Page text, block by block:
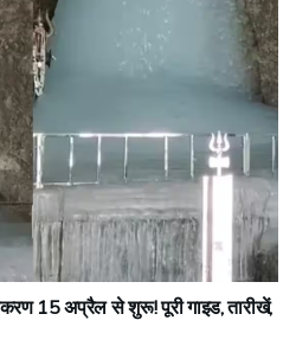
15 अप्रैल से शुरू! पूरी गाइड, तारीखें,